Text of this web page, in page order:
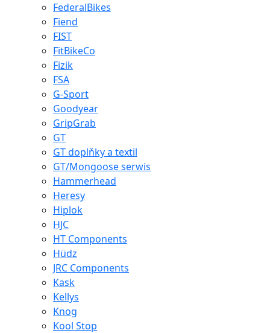
FederalBikes
Fiend
FIST
FitBikeCo
Fizik
FSA
G-Sport
Goodyear
GripGrab
GT
GT doplňky a textil
GT/Mongoose serwis
Hammerhead
Heresy
Hiplok
HJC
HT Components
Hüdz
JRC Components
Kask
Kellys
Knog
Kool Stop